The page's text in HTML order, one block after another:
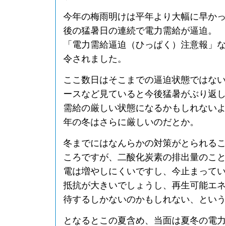
今年の梅雨明けは平年より大幅に早か
後の猛暑日の連続で電力需給が逼迫。
「電力需給逼迫（ひっぱく）注意報」
令されました。
ここ数日はそこまでの逼迫状態ではな
ースなど見ていると今後猛暑がぶり返
需給の厳しい状態になるかもしれない
年の冬はさらに厳しいのだとか。
冬までにはなんらかの対策がとられる
ころですが、二酸化炭素の排出量のこ
電は増やしにくいですし、今止まって
抵抗が大きいでしょうし、再生可能エ
待するしかないのかもしれない、とい
となるとこの夏含め、当面は夏冬の電